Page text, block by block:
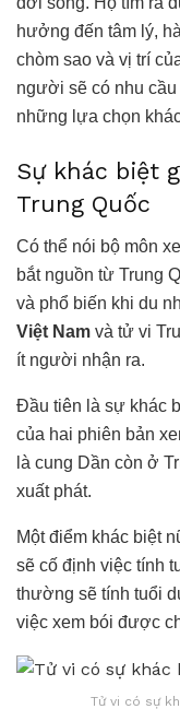
hưởng đến tâm lý,
chòm sao và vị trí
người sẽ có nhu
những lựa chọn
Sự khác biệt
Trung Quốc
Có thể nói bộ môn
bắt nguồn từ Trung
và phổ biến khi du
Việt Nam và tử vi
ít người nhận ra.
Đầu tiên là sự khác
của hai phiên bản
là cung Dần còn ở
xuất phát.
Một điểm khác biệt
sẽ cố định việc tính
thường sẽ tính tuổi
việc xem bói được
Tử vi có sự